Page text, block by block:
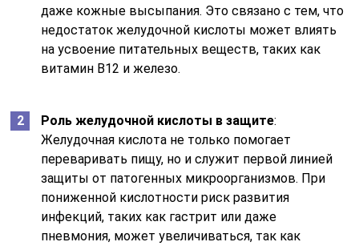
даже кожные высыпания. Это связано с тем, что
недостаток желудочной кислоты может влиять
на усвоение питательных веществ, таких как
витамин B12 и железо.
Роль желудочной кислоты в защите:
Желудочная кислота не только помогает
переваривать пищу, но и служит первой линией
защиты от патогенных микроорганизмов. При
пониженной кислотности риск развития
инфекций, таких как гастрит или даже
пневмония, может увеличиваться, так как